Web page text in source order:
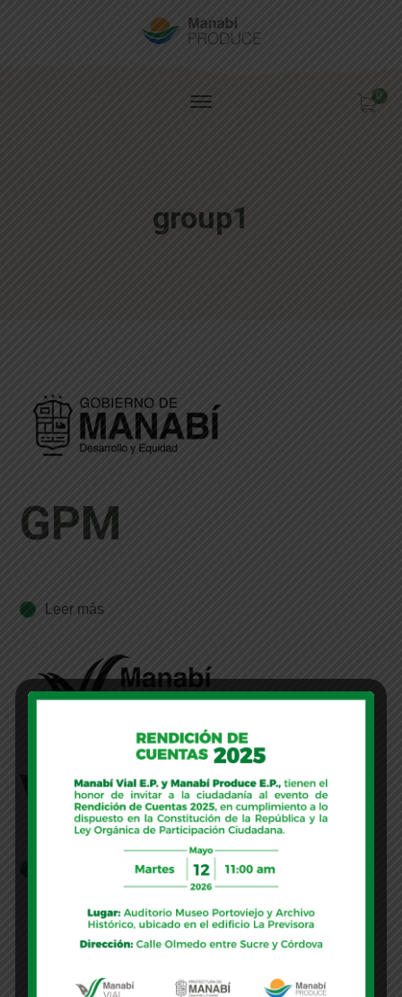
0
group1
GPM
Leer más
vial